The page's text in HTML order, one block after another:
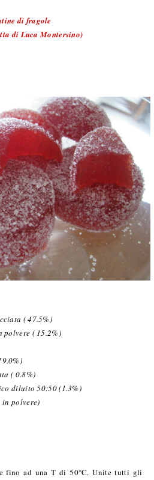
di fragole
di Luca Montersino)
( 47.5%)
polvere ( 15.2%)
( 0.8%)
diluito 50:50 (1.3%)
polvere)
fino ad una T di 50°C. Unite tutti gli